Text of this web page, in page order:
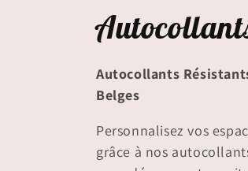
C
o
l
l
Autocollants
Belges
Personnalisez vos
grâce à nos